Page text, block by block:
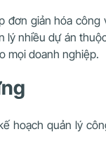
giản hóa
nhiều dự án
mọi doanh nghiệp.
hoạch quản lý